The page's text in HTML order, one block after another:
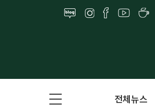
전체뉴스